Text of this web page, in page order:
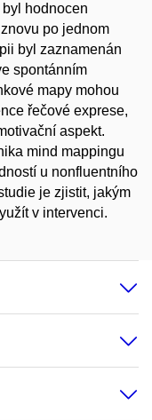
hodnocen
po jednom
byl zaznamenán
spontánním
mapy mohou
řečové exprese,
aspekt.
mind mappingu
u nonfluentního
je zjistit, jakým
v intervenci.